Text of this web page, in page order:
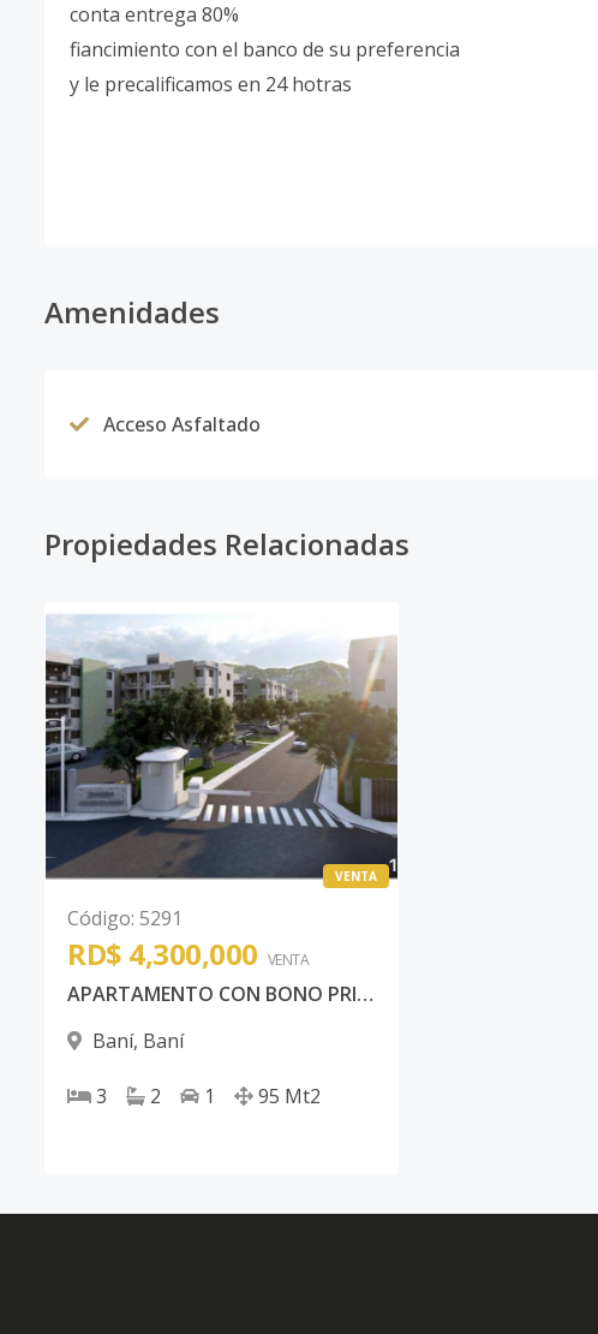
conta entrega 80%
fiancimiento con el banco de su preferencia
y le precalificamos en 24 hotras
Amenidades
Acceso Asfaltado
Propiedades Relacionadas
VENTA
Código: 5291
RD$ 4,300,000 VENTA
APARTAMENTO CON BONO PRIMERA VIVIENDA EN BANI PROVINCIA PERAVIA
Baní, Baní
3 2 1 95 Mt2